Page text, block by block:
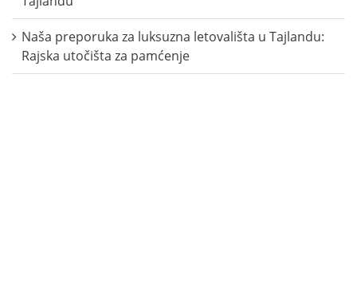
Naša preporuka za luksuzna letovališta u Tajlandu:
Rajska utočišta za pamćenje